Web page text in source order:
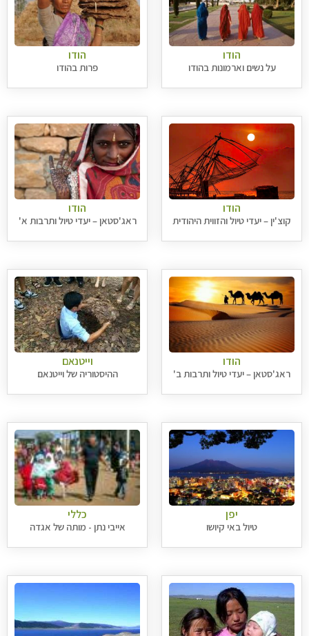
הודו
על נשים וארמונות בהודו
הודו
פרות בהודו
הודו
קוצ'ין – יעדי טיול והזווית היהודית
הודו
ראג'סטאן – יעדי טיול ותרבות א'
הודו
ראג'סטאן – יעדי טיול ותרבות ב'
וייטנאם
ההיסטוריה של וייטנאם
יפן
טיול באי קיושו
כללי
אייבי נתן - מותה של אגדה